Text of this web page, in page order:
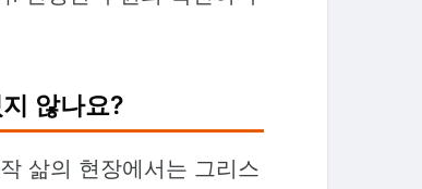
않나요?
삶의 현장에서는 그리스